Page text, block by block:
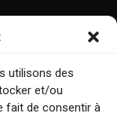
utilisons des
et/ou
fait de consentir à
Le Mensuel ?